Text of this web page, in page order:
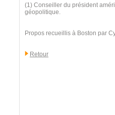
(1) Conseiller du président
géopolitique.
Propos recueillis à Boston par
Retour